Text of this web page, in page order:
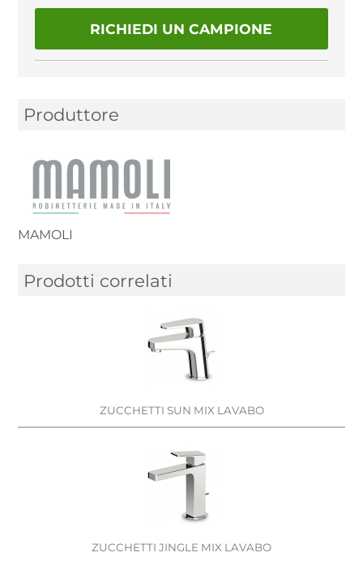
RICHIEDI UN CAMPIONE
Produttore
MAMOLI
Prodotti correlati
ZUCCHETTI SUN MIX LAVABO
ZUCCHETTI JINGLE MIX LAVABO